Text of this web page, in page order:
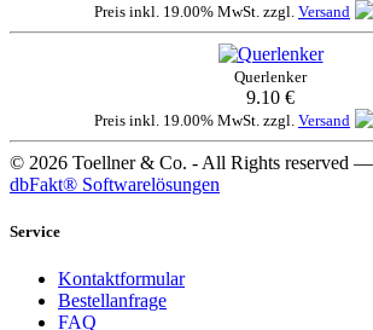
Preis inkl. 19.00% MwSt. zzgl. Versand
Querlenker
9.10 €
Preis inkl. 19.00% MwSt. zzgl. Versand
© 2026 Toellner & Co. - All Rights reserved
dbFakt® Softwarelösungen
Service
Kontaktformular
Bestellanfrage
FAQ